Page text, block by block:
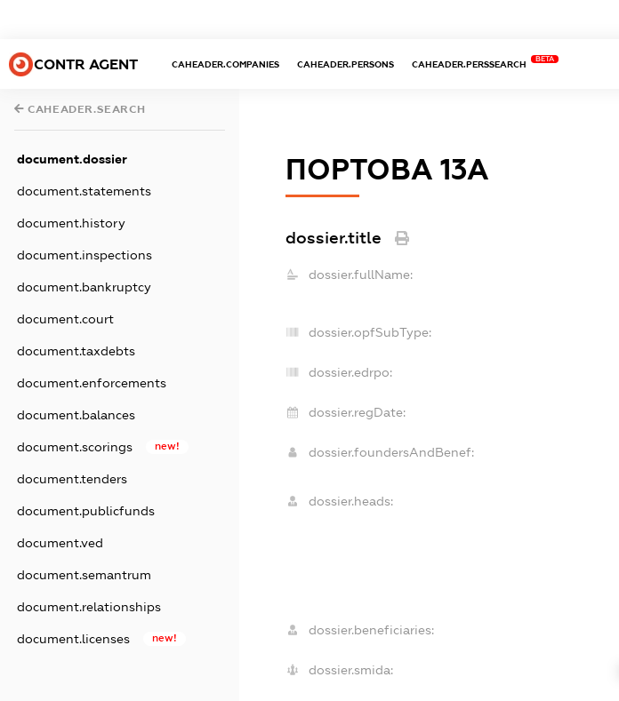
CONTR AGENT CAHEADER.COMPANIES CAHEADER.PERSONS CAHEADER.PERSSEARCH
BETA
CAHEADER.SEARCH
document.dossier
document.statements
document.history
document.inspections
document.bankruptcy
document.court
document.taxdebts
document.enforcements
document.balances
document.scorings new!
document.tenders
document.publicfunds
document.ved
document.semantrum
document.relationships
document.licenses new!
ПОРТОВА 13А
dossier.title
dossier.fullName:
dossier.opfSubType:
dossier.edrpo:
dossier.regDate:
dossier.foundersAndBenef:
dossier.heads:
dossier.beneficiaries:
dossier.smida: